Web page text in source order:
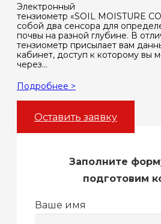
Электронный
тензиометр «SOIL MOISTURE
собой два сенсора для
почвы на разной глубине. В
тензиометр присылает вам
кабинет, доступ к которому вы
через…
Подробнее >
Оставить заявку
Заполните
подготовим
Ваше имя